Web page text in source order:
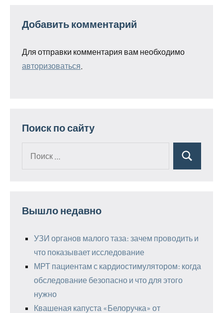
Добавить комментарий
Для отправки комментария вам необходимо
авторизоваться
Поиск по сайту
Поиск
Вышло недавно
УЗИ органов малого таза: зачем проводить и
что показывает исследование
МРТ пациентам с кардиостимулятором: когда
обследование безопасно и что для этого
нужно
Квашеная капуста «Белоручка» от